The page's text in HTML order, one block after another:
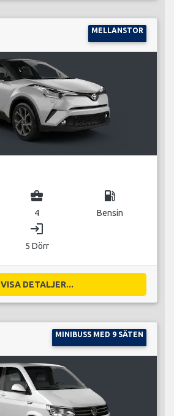
MELLANSTOR
business_center
4
local_gas_station
Bensin
login
5 Dörr
VISA DETALJER...
MINIBUSS MED 9 SÄTEN